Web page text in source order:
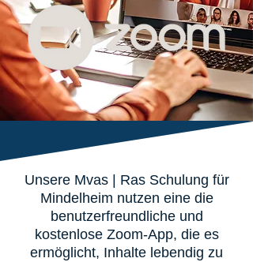
Unsere Mvas | Ras Schulung für
Mindelheim nutzen eine die
benutzerfreundliche und
kostenlose Zoom-App, die es
ermöglicht, Inhalte lebendig zu